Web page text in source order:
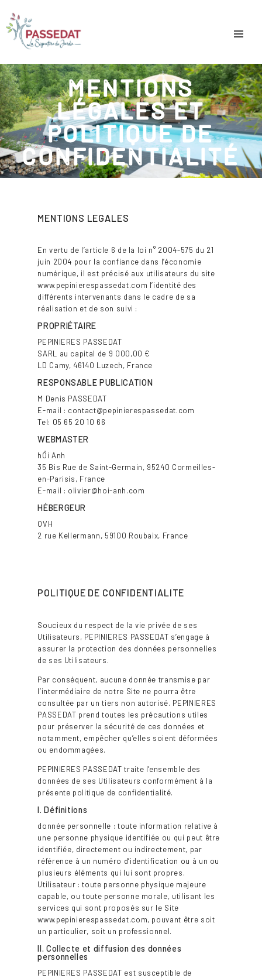
MENTIONS
LÉGALES ET
POLITIQUE DE
CONFIDENTIALITÉ
MENTIONS LEGALES
En vertu de l’article 6 de la loi n° 2004-575 du 21
juin 2004 pour la confiance dans l’économie
numérique, il est précisé aux utilisateurs du site
www.pepinierespassedat.com l’identité des
différents intervenants dans le cadre de sa
réalisation et de son suivi :
PROPRIÉTAIRE
PEPINIERES PASSEDAT
SARL au capital de 9 000,00 €
LD Camy, 46140 Luzech, France
RESPONSABLE PUBLICATION
M Denis PASSEDAT
E-mail : contact@pepinierespassedat.com
Tel: 05 65 20 10 66
WEBMASTER
hÖi Anh
35 Bis Rue de Saint-Germain, 95240 Cormeilles-
en-Parisis, France
E-mail : olivier@hoi-anh.com
HÉBERGEUR
OVH
2 rue Kellermann, 59100 Roubaix, France
POLITIQUE DE CONFIDENTIALITE
Soucieux du respect de la vie privée de ses
Utilisateurs, PEPINIERES PASSEDAT s’engage à
assurer la protection des données personnelles
de ses Utilisateurs.
Par conséquent, aucune donnée transmise par
l’intermédiaire de notre Site ne pourra être
consultée par un tiers non autorisé. PEPINIERES
PASSEDAT prend toutes les précautions utiles
pour préserver la sécurité de ces données et
notamment, empêcher qu’elles soient déformées
ou endommagées.
PEPINIERES PASSEDAT traite l’ensemble des
données de ses Utilisateurs conformément à la
présente politique de confidentialité.
I. Définitions
donnée personnelle : toute information relative à
une personne physique identifiée ou qui peut être
identifiée, directement ou indirectement, par
référence à un numéro d’identification ou à un ou
plusieurs éléments qui lui sont propres.
Utilisateur : toute personne physique majeure
capable, ou toute personne morale, utilisant les
services qui sont proposés sur le Site
www.pepinierespassedat.com, pouvant être soit
un particulier, soit un professionnel.
II. Collecte et diffusion des données
personnelles
PEPINIERES PASSEDAT est susceptible de